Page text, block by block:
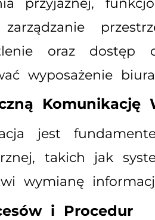
przyjaznej,
zarządzanie
oraz dostęp
wyposażenie
Komunikację
jest
takich jak
wymianę
i Procedur